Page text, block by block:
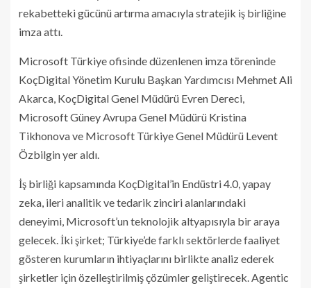
rekabetteki gücünü artırma amacıyla stratejik iş birliğine
imza attı.
Microsoft Türkiye ofisinde düzenlenen imza töreninde
KoçDigital Yönetim Kurulu Başkan Yardımcısı Mehmet Ali
Akarca, KoçDigital Genel Müdürü Evren Dereci,
Microsoft Güney Avrupa Genel Müdürü Kristina
Tikhonova ve Microsoft Türkiye Genel Müdürü Levent
Özbilgin yer aldı.
İş birliği kapsamında KoçDigital’in Endüstri 4.0, yapay
zeka, ileri analitik ve tedarik zinciri alanlarındaki
deneyimi, Microsoft’un teknolojik altyapısıyla bir araya
gelecek. İki şirket; Türkiye’de farklı sektörlerde faaliyet
gösteren kurumların ihtiyaçlarını birlikte analiz ederek
şirketler için özelleştirilmiş çözümler geliştirecek. Agentic